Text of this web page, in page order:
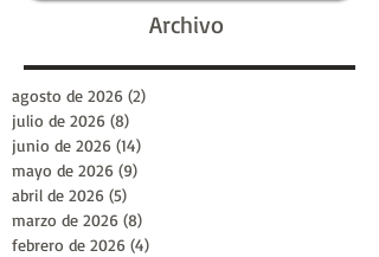
Archivo
agosto de 2026 (2)
julio de 2026 (8)
junio de 2026 (14)
mayo de 2026 (9)
abril de 2026 (5)
marzo de 2026 (8)
febrero de 2026 (4)